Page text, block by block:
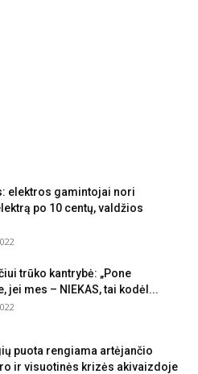
elektros gamintojai nori
po 10 centų, valdžios
trūko kantrybė: „Pone
jei mes – NIEKAS, tai kodėl...
puota rengiama artėjančio
ir visuotinės krizės akivaizdoje